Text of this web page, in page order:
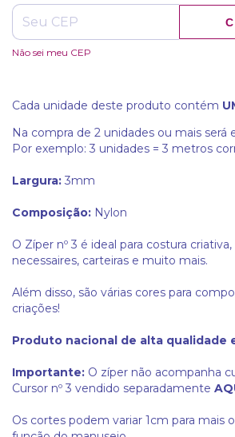
Não sei meu CEP
Cada unidade deste produto contém
Na compra de 2 unidades ou mais será
Por exemplo: 3 unidades = 3 metros
Largura: 3mm
Composição: Nylon
O Zíper nº 3 é ideal para costura
necessaires, carteiras e muito mais.
Além disso, são várias cores para
criações!
Produto nacional de alta qualidade
Importante: O zíper não acompanha
Cursor nº 3 vendido separadamente
Os cortes podem variar 1cm para mais